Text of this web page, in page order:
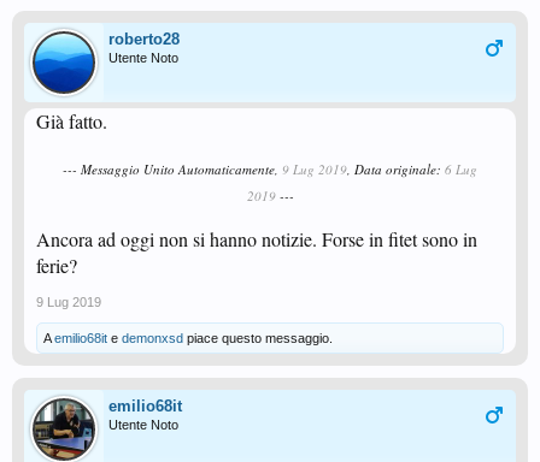
roberto28
Utente Noto
Già fatto.
--- Messaggio Unito Automaticamente, 9 Lug 2019, Data originale: 6 Lug
2019---
Ancora ad oggi non si hanno notizie. Forse in fitet sono in
ferie?
9 Lug 2019
Aemilio68it e demonxsd piace questo messaggio.
emilio68it
Utente Noto